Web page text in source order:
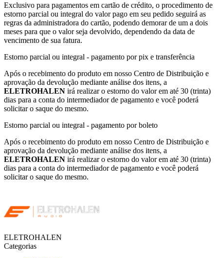
Exclusivo para pagamentos em cartão de crédito, o procedimento de
estorno parcial ou integral do valor pago em seu pedido seguirá as
regras da administradora do cartão, podendo demorar de um a dois
meses para que o valor seja devolvido, dependendo da data de
vencimento de sua fatura.
Estorno parcial ou integral - pagamento por pix e transferência
Após o recebimento do produto em nosso Centro de Distribuição e
aprovação da devolução mediante análise dos itens, a
ELETROHALEN irá realizar o estorno do valor em até 30 (trinta)
dias para a conta do intermediador de pagamento e você poderá
solicitar o saque do mesmo.
Estorno parcial ou integral - pagamento por boleto
Após o recebimento do produto em nosso Centro de Distribuição e
aprovação da devolução mediante análise dos itens, a
ELETROHALEN irá realizar o estorno do valor em até 30 (trinta)
dias para a conta do intermediador de pagamento e você poderá
solicitar o saque do mesmo.
ELETROHALEN
Categorias